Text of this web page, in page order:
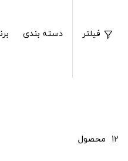
فیلتر دسته بندی
12 محصول